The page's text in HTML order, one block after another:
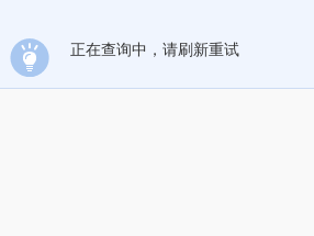
正在查询中，请刷新重试